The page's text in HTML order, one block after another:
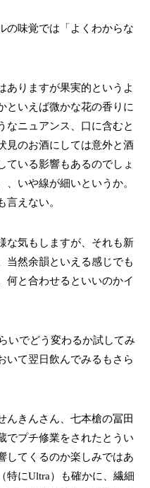
の味覚では「よくわからな
ありますが果実的というよ
といえば微かな花の香りに
なニュアンス、口に含むと
見のお酒にしては意外と酒
ている影響もあるのでしょ
いや線が細いというか。
えない。
な気もしますが、それも新
当然余韻といえる感じでも
何と合わせるといいのかイ
いでどう変わるか試してみ
いて翌日飲んでみるもさら
んきんさん、七本槍の冨田
でプチ修業をされたとうい
してくるのか楽しみではあ
特にUltra）も確かに、繊細